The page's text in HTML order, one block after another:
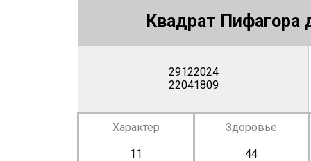
Квадрат Пифагора
29122024
22041809
Характер
11
Здоровье
44